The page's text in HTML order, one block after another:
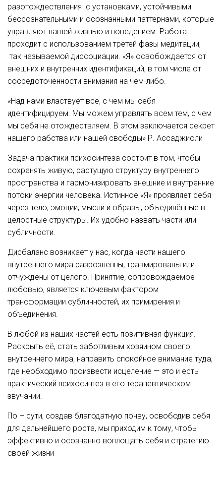
разотождествления с установками, устойчивыми
бессознательными и осознанными паттернами, которые
управляют нашей жизнью и поведением. Работа
проходит с использованием третей фазы медитации,
так называемой диссоциации. «Я» освобождается от
внешних и внутренних идентификаций, в том числе от
сосредоточенности внимания на чем-либо.
«Над нами властвует все, с чем мы себя
идентифицируем. Мы можем управлять всем тем, с чем
мы себя не отождествляем. В этом заключается секрет
нашего рабства или нашей свободы» Р. Ассаджиоли
Задача практики психосинтеза состоит в том, чтобы
сохранять живую, растущую структуру внутреннего
пространства и гармонизировать внешние и внутренние
потоки энергии человека. Истинное «Я» проявляет себя
через тело, эмоции, мысли и образы, объединённые в
целостные структуры. Их удобно назвать части или
субличности.
Дисбаланс возникает у нас, когда части нашего
внутреннего мира разрозненны, травмированы или
отчуждены от целого. Принятие, сопровождаемое
любовью, является ключевым фактором
трансформации субличностей, их примирения и
объединения.
В любой из наших частей есть позитивная функция.
Раскрыть её, стать заботливым хозяином своего
внутреннего мира, направить спокойное внимание туда,
где необходимо произвести исцеление — это и есть
практический психосинтез в его терапевтическом
звучании.
По – сути, создав благодатную почву, освободив себя
для дальнейшего роста, мы приходим к тому, чтобы
эффективно и осознанно воплощать себя и стратегию
своей жизни